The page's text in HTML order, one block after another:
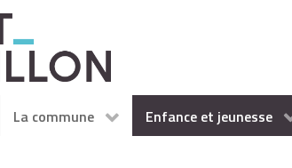
La commune Enfance et jeunesse